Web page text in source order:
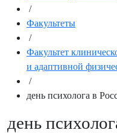
/
Факультеты
/
Факультет
и адаптивной
/
день психолога в
день